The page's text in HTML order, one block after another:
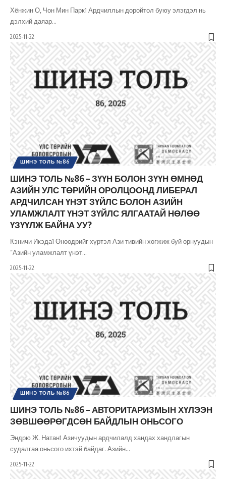
Хёнжин О, Чон Мин Парк1 Ардчиллын доройтол буюу элэгдэл нь
дэлхий даяар…
2025-11-22
ШИНЭ ТОЛЬ №86
ШИНЭ ТОЛЬ №86 – ЗҮҮН БОЛОН ЗҮҮН ӨМНӨД
АЗИЙН УЛС ТӨРИЙН ОРОЛЦООНД ЛИБЕРАЛ
АРДЧИЛСАН ҮНЭТ ЗҮЙЛС БОЛОН АЗИЙН
УЛАМЖЛАЛТ ҮНЭТ ЗҮЙЛС ЯЛГААТАЙ НӨЛӨӨ
ҮЗҮҮЛЖ БАЙНА УУ?
Кэничи Икэда1 Өнөөдрийг хүртэл Ази тивийн хөгжиж буй орнуудын
“Азийн уламжлалт үнэт…
2025-11-22
ШИНЭ ТОЛЬ №86
ШИНЭ ТОЛЬ №86 – АВТОРИТАРИЗМЫН ХҮЛЭЭН
ЗӨВШӨӨРӨГДСӨН БАЙДЛЫН ОНЬСОГО
Эндрю Ж. Натан1 Азичуудын ардчилалд хандах хандлагын
судалгаа оньсого ихтэй байдаг. Азийн…
2025-11-22